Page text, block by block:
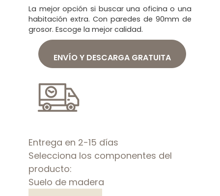
La mejor opción si buscar una oficina o una
habitación extra. Con paredes de 90mm de
grosor. Escoge la mejor calidad.
ENVÍO Y DESCARGA GRATUITA
Entrega en 2-15 días
Selecciona los componentes del
producto:
Suelo de madera